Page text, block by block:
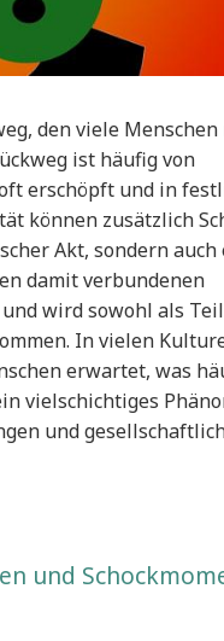
den viele Menschen
ist häufig von
erschöpft und in
können zusätzlich
Akt, sondern auch
damit verbundenen
wird sowohl als Teil
In vielen
erwartet, was
vielschichtiges
und
und